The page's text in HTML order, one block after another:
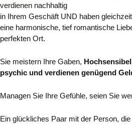
verdienen nachhaltig
in Ihrem Geschäft UND haben
eine harmonische, tief romantische
perfekten Ort.
Sie meistern Ihre Gaben,
psychic und verdienen genügend
Managen Sie Ihre Gefühle, seien Sie
Ein glückliches Paar mit der Person,